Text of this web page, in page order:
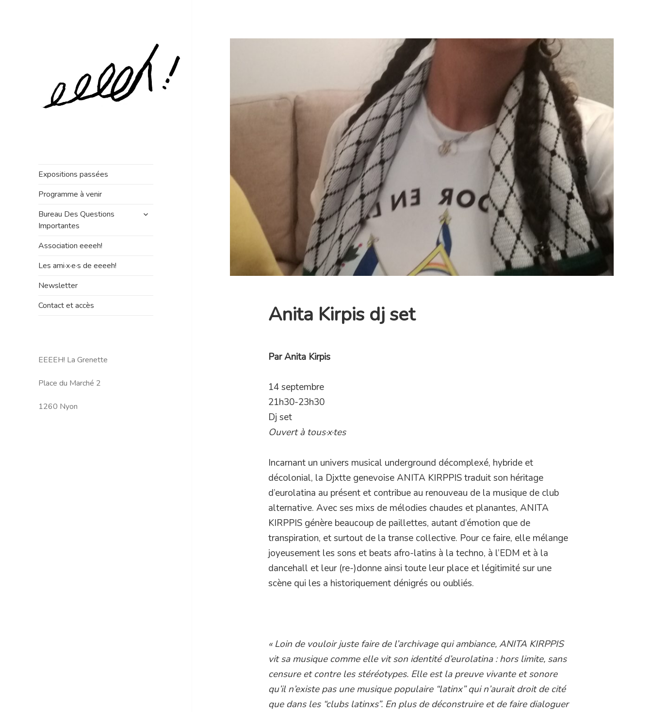
Expositions passées
Programme à venir
Bureau Des Questions
Importantes
ouvrir
Association eeeeh!
Les ami·x·e·s de eeeeh!
Newsletter
Contact et accès
EEEEH! La Grenette
Place du Marché 2
1260 Nyon
Anita Kirpis dj set
ParAnita Kirpis
14 septembre
21h30-23h30
Dj set
Ouvert à tous·x·tes
Incarnant un univers musical underground décomplexé, hybride et
décolonial, la Djxtte genevoise ANITA KIRPPIS traduit son héritage
d’eurolatina au présent et contribue au renouveau de la musique de club
alternative. Avec ses mixs de mélodies chaudes et planantes, ANITA
KIRPPIS génère beaucoup de paillettes, autant d’émotion que de
transpiration, et surtout de la transe collective. Pour ce faire, elle mélange
joyeusement les sons et beats afro-latins à la techno, à l’EDM et à la
dancehall et leur (re-)donne ainsi toute leur place et légitimité sur une
scène qui les a historiquement dénigrés ou oubliés.
« Loin de vouloir juste faire de l’archivage qui ambiance, ANITA KIRPPIS
vit sa musique comme elle vit son identité d’eurolatina : hors limite, sans
censure et contre les stéréotypes. Elle est la preuve vivante et sonore
qu’il n’existe pas une musique populaire “latinx” qui n’aurait droit de cité
que dans les “clubs latinxs”. En plus de déconstruire et de faire dialoguer